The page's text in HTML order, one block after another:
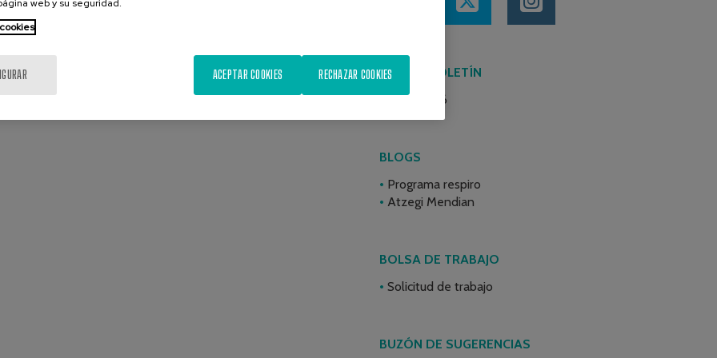
ÚLTIMO BOLETÍN
Junio 2026
BLOGS
Programa respiro
Atzegi Mendian
BOLSA DE TRABAJO
Solicitud de trabajo
BUZÓN DE SUGERENCIAS
web y su seguridad.
RECHAZAR COOKIES
ACEPTAR COOKIES